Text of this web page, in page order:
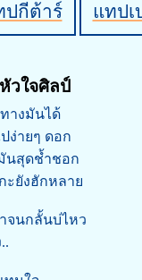
ปกีต้าร์ แทปเ
วใจศิลป์
างมันได้
ง่ายๆ ดอก
นสุดช้ำชอก
ะยังฮักหลาย
จนกลั้นบ่ไหว